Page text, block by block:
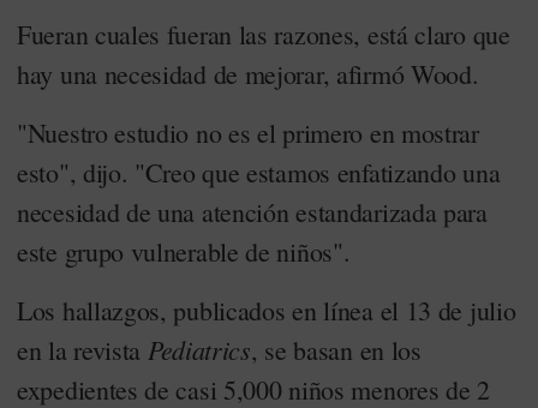
Fueran cuales fueran las razones, está claro que
hay una necesidad de mejorar, afirmó Wood.
"Nuestro estudio no es el primero en mostrar
esto", dijo. "Creo que estamos enfatizando una
necesidad de una atención estandarizada para
este grupo vulnerable de niños".
Los hallazgos, publicados en línea el 13 de julio
en la revista Pediatrics, se basan en los
expedientes de casi 5,000 niños menores de 2